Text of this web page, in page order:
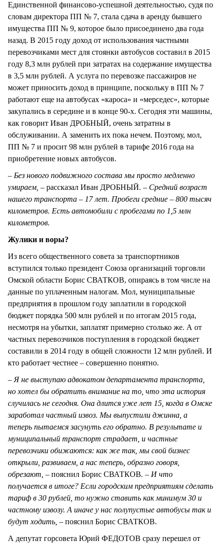
Единственной финансово-успешной деятельностью, судя по
словам директора ПП № 7, стала сдача в аренду бывшего
имущества ПП № 9, которое было присоединено два года
назад. В 2015 году доход от использования частными
перевозчиками мест для стоянки автобусов составил в 2015
году 8,3 млн рублей при затратах на содержание имущества
в 3,5 млн рублей. А услуга по перевозке пассажиров не
может приносить доход в принципе, поскольку в ПП № 7
работают еще на автобусах «кароса» и «мерседес», которые
закупались в середине и в конце 90-х. Сегодня эти машины,
как говорит Иван ДРОБНЫЙ, очень затратны в
обслуживании. А заменить их пока нечем. Поэтому, мол,
ПП № 7 и просит 98 млн рублей в тарифе 2016 года на
приобретение новых автобусов.
– Без нового подвижного состава мы просто медленно
умираем, – рассказал Иван ДРОБНЫЙ. – Средний возраст
нашего транспорта – 17 лет. Пробеги средние – 800 тысяч
километров. Есть автомобили с пробегами по 1,5 млн
километров.
Жулики и воры?
Из всего общественного совета за транспортников
вступился только президент Союза организаций торговли
Омской области Борис СВАТКОВ, опираясь в том числе на
данные по уплаченным налогам. Мол, муниципальные
предприятия в прошлом году заплатили в городской
бюджет порядка 500 млн рублей и по итогам 2015 года,
несмотря на убытки, заплатят примерно столько же. А от
частных перевозчиков поступления в городской бюджет
составили в 2014 году в общей сложности 12 млн рублей. И
кто работает честнее – совершенно понятно.
– Я не выступаю адвокатом департамента транспорта,
но хотел бы обратить внимание на то, что эта история
случилась не сегодня. Она длится уже лет 15, когда в Омске
заработал частный извоз. Мы выпустили джинна, а
теперь пытаемся засунуть его обратно. В результате и
муниципальный транспорт страдает, и частные
перевозчики обижаются: как же так, мы свой бизнес
открыли, развиваем, а нас теперь, образно говоря,
обрезают, – пояснил Борис СВАТКОВ. – И что
получается в итоге? Если городским предприятиям сделать
тариф в 30 рублей, то нужно ставить как минимум 30 и
частному извозу. А иначе у нас полупустые автобусы так и
будут ходить, – пояснил Борис СВАТКОВ.
А депутат горсовета Юрий ФЕДОТОВ сразу перешел от